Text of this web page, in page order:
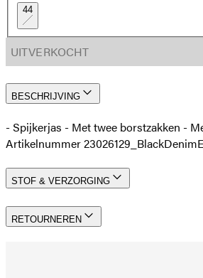
44
UITVERKOCHT
BESCHRIJVING
- Spijkerjas - Met twee borstzakken -
Artikelnummer 23026129_BlackDenim
STOF & VERZORGING
RETOURNEREN